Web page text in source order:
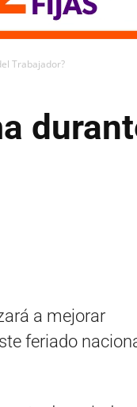
Trabajador?
a mejorar
feriado